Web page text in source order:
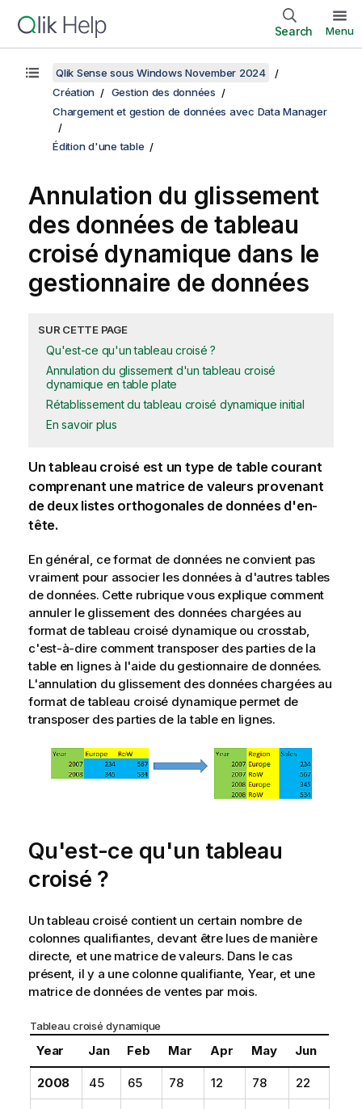
Search Menu
Qlik Sense sous Windows November 2024
Création
Gestion des données
Chargement et gestion de données avec Data Manager
Édition d'une table
Annulation du glissement
des données de tableau
croisé dynamique dans le
gestionnaire de données
SUR CETTE PAGE
Qu'est-ce qu'un tableau croisé ?
Annulation du glissement d'un tableau croisé
dynamique en table plate
Rétablissement du tableau croisé dynamique initial
En savoir plus
Un tableau croisé est un type de table courant
comprenant une matrice de valeurs provenant
de deux listes orthogonales de données d'en-
tête.
En général, ce format de données ne convient pas
vraiment pour associer les données à d'autres tables
de données. Cette rubrique vous explique comment
annuler le glissement des données chargées au
format de tableau croisé dynamique ou crosstab,
c'est-à-dire comment transposer des parties de la
table en lignes à l'aide du gestionnaire de données.
L'annulation du glissement des données chargées au
format de tableau croisé dynamique permet de
transposer des parties de la table en lignes.
Qu'est-ce qu'un tableau
croisé ?
Un tableau croisé contient un certain nombre de
colonnes qualifiantes, devant être lues de manière
directe, et une matrice de valeurs. Dans le cas
présent, il y a une colonne qualifiante, Year, et une
matrice de données de ventes par mois.
Tableau croisé dynamique
Year Jan Feb Mar Apr May Jun
2008 45 65 78 12 78 22